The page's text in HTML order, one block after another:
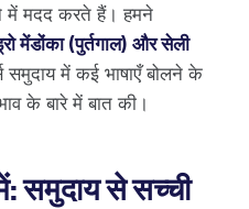
में मदद करते हैं। हमने
मेंडोंका (पुर्तगाल) और सेली
में कई भाषाएँ बोलने के
के बारे में बात की।
समुदाय से सच्ची